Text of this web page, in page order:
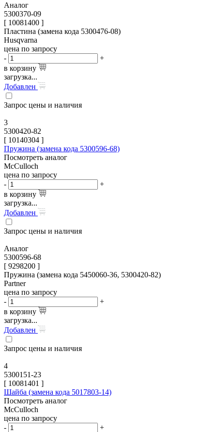
Аналог
5300370-09
[ 10081400 ]
Пластина (замена кода 5300476-08)
Husqvarna
цена по запросу
-
+
в корзину
загрузка...
Добавлен
Запрос цены и наличия
3
5300420-82
[ 10140304 ]
Пружина (замена кода 5300596-68)
Посмотреть аналог
McCulloch
цена по запросу
-
+
в корзину
загрузка...
Добавлен
Запрос цены и наличия
Аналог
5300596-68
[ 9298200 ]
Пружина (замена кода 5450060-36, 5300420-82)
Partner
цена по запросу
-
+
в корзину
загрузка...
Добавлен
Запрос цены и наличия
4
5300151-23
[ 10081401 ]
Шайба (замена кода 5017803-14)
Посмотреть аналог
McCulloch
цена по запросу
-
+